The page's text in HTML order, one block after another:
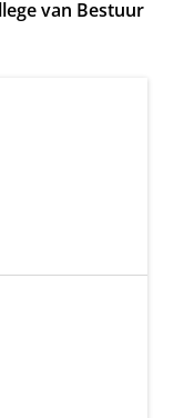
van Bestuur